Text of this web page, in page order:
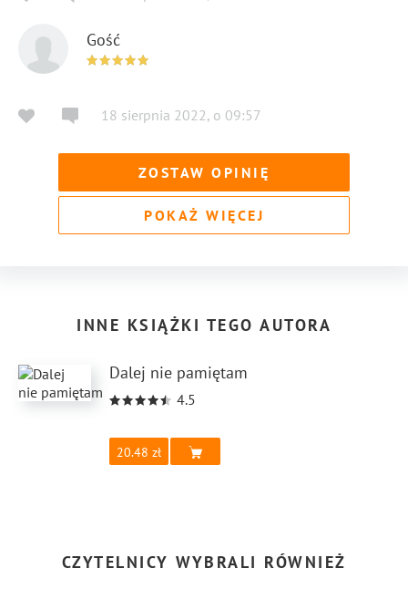
Gość
18 sierpnia 2022, o 09:57
ZOSTAW OPINIĘ
POKAŻ WIĘCEJ
INNE KSIĄŻKI TEGO AUTORA
Dalej nie pamiętam
4.5
20.48
CZYTELNICY WYBRALI RÓWNIEŻ